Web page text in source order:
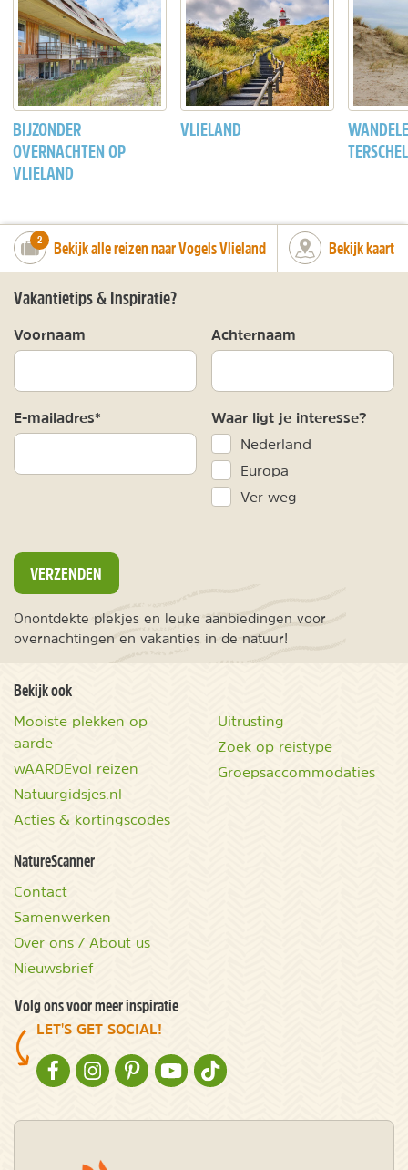
BIJZONDER
OVERNACHTEN OP
VLIELAND
VLIELAND
number_of_trips:
2 Bekijk alle reizen naar Vogels Vlieland Bekijk kaart
Vakantietips & Inspiratie?
Voornaam Achternaam
E-mailadres* Waar ligt je interesse?
Nederland
Europa
Ver weg
VERZENDEN
Onontdekte plekjes en leuke aanbiedingen voor
overnachtingen en vakanties in de natuur!
Bekijk ook
Mooiste plekken op
aarde
wAARDEvol reizen
Natuurgidsjes.nl
Acties & kortingscodes
Uitrusting
Zoek op reistype
Groepsaccommodaties
NatureScanner
Contact
Samenwerken
Over ons / About us
Nieuwsbrief
Volg ons voor meer inspiratie
LET'S GET SOCIAL!
NATURESCANNER OP FACEBOOK
NATURESCANNER OP INSTAGRAM
NATURESCANNER OP PINTEREST
NATURESCANNER OP YOUTUBE
NATURESCANNER OP TIKTOK